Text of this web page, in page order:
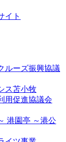
イト
ルーズ振興協議
ス苫小牧
用促進協議会
港園亭 ～港公